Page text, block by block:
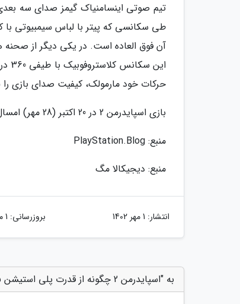
تیم صوتی اینسامنیاک گیمز صدای سه
طی سکانسی که پیتر با لباس سیمبیوتی
آن فوق العاده است. در یکی دیگر از صحنه
حرکات خود مارمولک، کیفیت صدای بازی
بازی اسپایدرمن 2 در 20 اکتبر (28 مهر) امسال به صورت انحصاری برای پلی استیشن 5 منتشر خواهد شد.
منبع: PlayStation.Blog
منبع: دیجیکالا مگ
انتشار: 1 مهر 1402 بروزرسانی: 1 مهر 1402
به "اسپایدرمن 2 چگونه از قدرت پلی استیشن 5 بهره می برد؟" امتیاز دهید